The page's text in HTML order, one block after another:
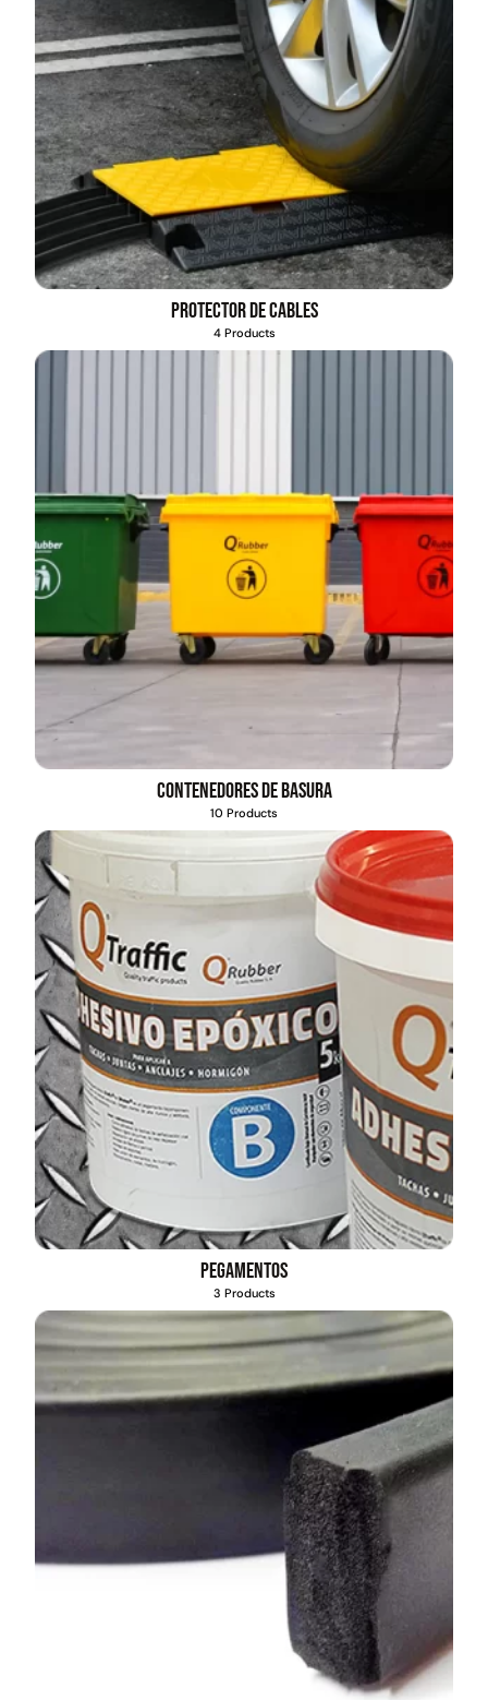
Protector de cables
4 Products
Contenedores de basura
10 Products
Pegamentos
3 Products